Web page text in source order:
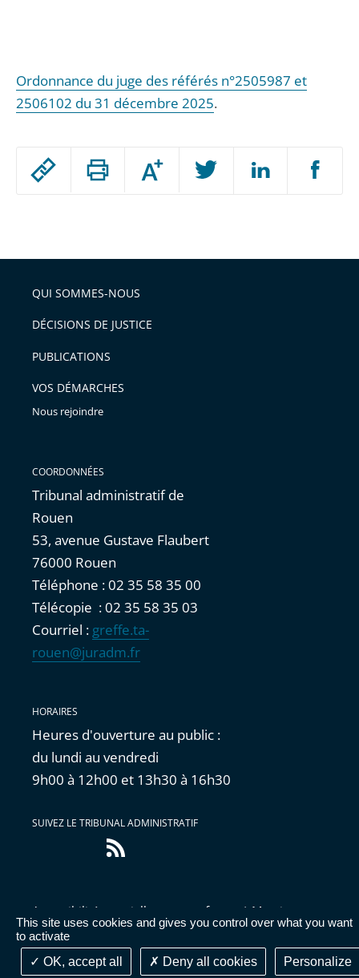
This site uses cookies and gives you control over what you want
to activate
OK, accept all
Deny all cookies Personalize
Passer
arriver
après
Augmenter
ou
l'article
pour
avant
Ordonnance du juge des référés n°2505987 et
2506102 du 31 décembre 2025.
QUI SOMMES-NOUS
DÉCISIONS DE JUSTICE
PUBLICATIONS
VOS DÉMARCHES
Nous rejoindre
COORDONNÉES
Tribunal administratif de
Rouen
53, avenue Gustave Flaubert
76000 Rouen
Téléphone : 02 35 58 35 00
Télécopie : 02 35 58 35 03
Courriel : greffe.ta-
rouen@juradm.fr
HORAIRES
Heures d'ouverture au public :
du lundi au vendredi
9h00 à 12h00 et 13h30 à 16h30
SUIVEZ LE TRIBUNAL ADMINISTRATIF
Flux
RSS
Accessibilité : partiellement conforme | Mentions
légales
Données personnelles
Publications
administratives